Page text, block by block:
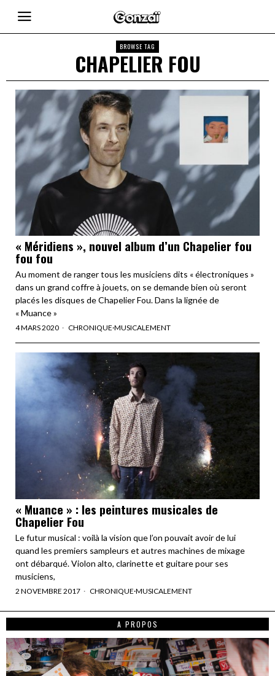
BROWSE TAG
CHAPELIER FOU
« Méridiens », nouvel album d’un Chapelier fou
fou fou
Au moment de ranger tous les musiciens dits « électroniques »
dans un grand coffre à jouets, on se demande bien où seront
placés les disques de Chapelier Fou. Dans la lignée de
« Muance »
4 MARS 2020 CHRONIQUE·MUSICALEMENT
« Muance » : les peintures musicales de
Chapelier Fou
Le futur musical : voilà la vision que l’on pouvait avoir de lui
quand les premiers sampleurs et autres machines de mixage
ont débarqué. Violon alto, clarinette et guitare pour ses
musiciens,
2 NOVEMBRE 2017 CHRONIQUE·MUSICALEMENT
A PROPOS